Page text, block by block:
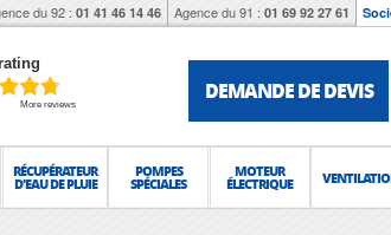
du 92 : 01 41 46 14 46 Agence du 91 : 01 69 92 27 61
More reviews
DEMANDE DE DEVIS
RÉCUPÉRATEUR
D'EAU DE PLUIE
POMPES
SPÉCIALES
MOTEUR
ÉLECTRIQUE